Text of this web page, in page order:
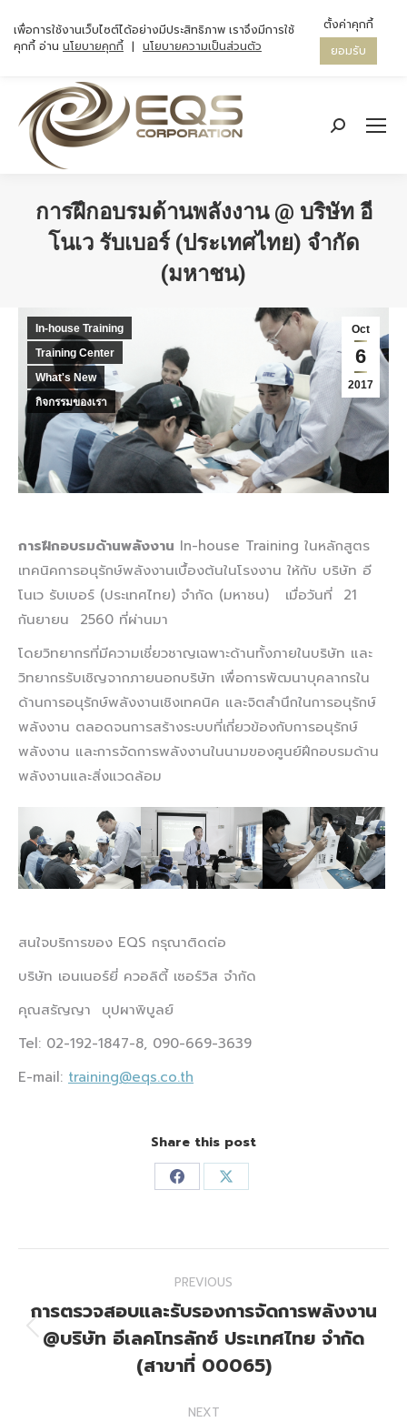
Search:
การฝึกอบรมด้านพลังงาน @ บริษัท อี
โนเว รับเบอร์ (ประเทศไทย) จำกัด
(มหาชน)
Oct
6
2017
In-house Training
Training Center
What's New
กิจกรรมของเรา
การฝึกอบรมด้านพลังงาน In-house Training ในหลักสูตร
เทคนิคการอนุรักษ์พลังงานเบื้องต้นในโรงงาน ให้กับ บริษัท อี
โนเว รับเบอร์ (ประเทศไทย) จำกัด (มหาชน) เมื่อวันที่ 21
กันยายน 2560 ที่ผ่านมา
โดยวิทยากรที่มีความเชี่ยวชาญเฉพาะด้านทั้งภายในบริษัท และ
วิทยากรรับเชิญจากภายนอกบริษัท เพื่อการพัฒนาบุคลากรใน
ด้านการอนุรักษ์พลังงานเชิงเทคนิค และจิตสำนึกในการอนุรักษ์
พลังงาน ตลอดจนการสร้างระบบที่เกี่ยวข้องกับการอนุรักษ์
พลังงาน และการจัดการพลังงานในนามของศูนย์ฝึกอบรมด้าน
พลังงานและสิ่งแวดล้อม
สนใจบริการของ EQS กรุณาติดต่อ
บริษัท เอนเนอร์ยี่ ควอลิตี้ เซอร์วิส จำกัด
คุณสรัญญา บุปผาพิบูลย์
Tel: 02-192-1847-8, 090-669-3639
E-mail: training@eqs.co.th
Share this post
Share
Facebook
Share
X
PREVIOUS
Previous
post:
การตรวจสอบและรับรองการจัดการพลังงาน
@บริษัท อีเลคโทรลักซ์ ประเทศไทย จำกัด
(สาขาที่ 00065)
NEXT
เพื่อการใช้งานเว็บไซต์ได้อย่างมีประสิทธิภาพ เราจึงมีการใช้
คุกกี้ อ่าน นโยบายคุกกี้ | นโยบายความเป็นส่วนตัว
ตั้งค่าคุกกี้
ยอมรับ